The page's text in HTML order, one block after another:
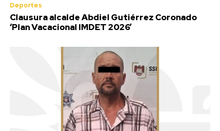
Deportes
Clausura alcalde Abdiel Gutiérrez Coronado
‘Plan Vacacional IMDET 2026’